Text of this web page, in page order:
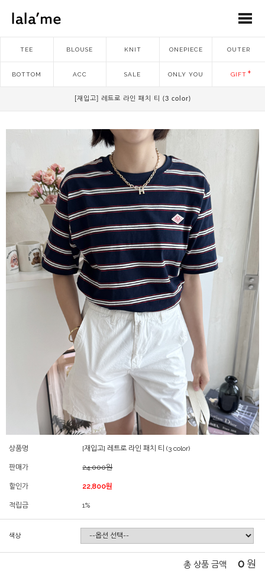
TEE BLOUSE KNIT ONEPIECE OUTER
BOTTOM ACC SALE ONLY YOU GIFT
[재입고] 레트로 라인 패치 티 (3 color)
상품명 [재입고] 레트로 라인 패치 티 (3 color)
판매가 24,000원
할인가 22,800원
적립금 1%
색상
총 상품 금액 0 원